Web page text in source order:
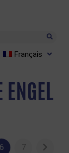
Français
6 7